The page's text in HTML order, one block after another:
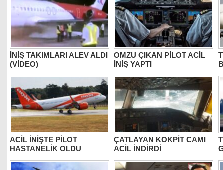
İNİŞ TAKIMLARI ALEV ALDI
(VİDEO)
OMZU ÇIKAN PİLOT ACİL
İNİŞ YAPTI
ACİL İNİŞTE PİLOT
HASTANELİK OLDU
ÇATLAYAN KOKPİT CAMI
ACİL İNDİRDİ